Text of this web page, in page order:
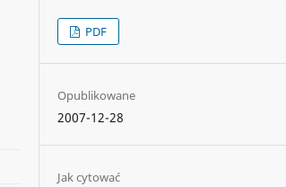
PDF
Opublikowane
2007-12-28
Jak cytować